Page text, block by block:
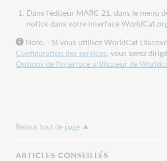
Dans l'éditeur MARC 21, dans le menu
notice dans votre interface
Note. - Si vous utilisez WorldCat
Configuration des services, vous serez
Options de l'interface utilisateur de
Retour haut de page
ARTICLES CONSEILLÉS